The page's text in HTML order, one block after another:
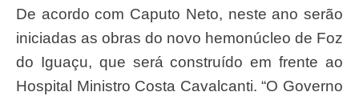
De acordo com Caputo Neto, neste ano serão
iniciadas as obras do novo hemonúcleo de Foz
do Iguaçu, que será construído em frente ao
Hospital Ministro Costa Cavalcanti. “O Governo